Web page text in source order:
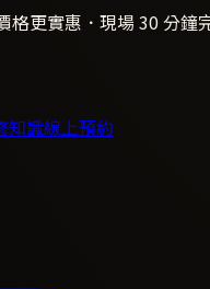
格更實惠．現場 30 分鐘
知識線上預約